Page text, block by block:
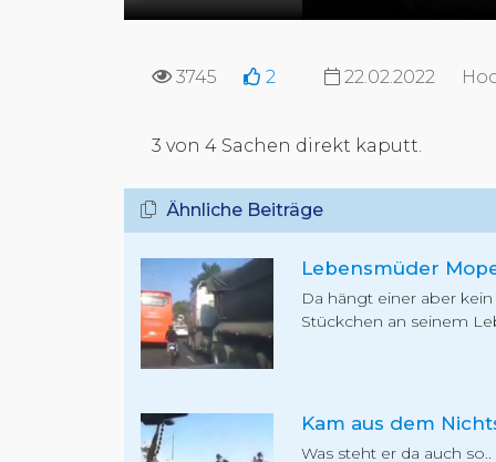
3745 2 22.02.2022
3 von 4 Sachen direkt kaputt.
Ähnliche Beiträge
Da hängt einer aber kein
Stückchen an seinem
Kam aus dem
Was steht er da auch so..